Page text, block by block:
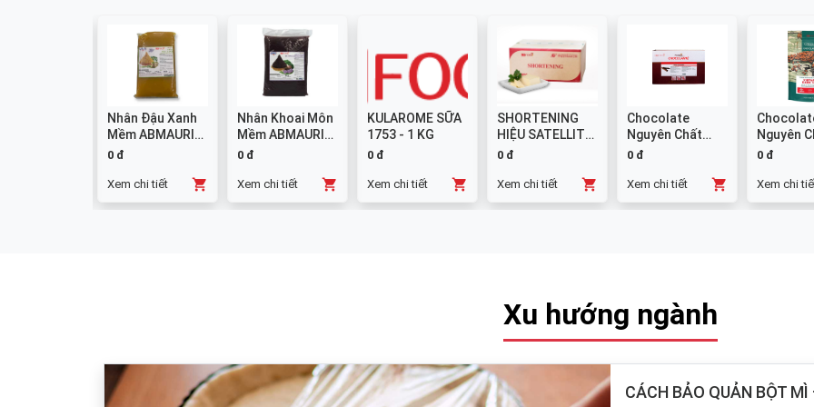
Nhân Đậu Xanh
Mềm ABMAURI
3kg
0 đ
Xem chi tiết
Nhân Khoai Môn
Mềm ABMAURI
3kg
0 đ
Xem chi tiết
KULAROME SỮA
1753 - 1 KG
0 đ
Xem chi tiết
SHORTENING
HIỆU SATELLITE
25 KG
0 đ
Xem chi tiết
Chocolate
Nguyên Chất
Đen GHANA
0 đ
Xem chi tiết
Nguyên
Sữa 38% -
0 đ
Xem chi
Xu hướng ngành
CÁCH BẢO QUẢN BỘT